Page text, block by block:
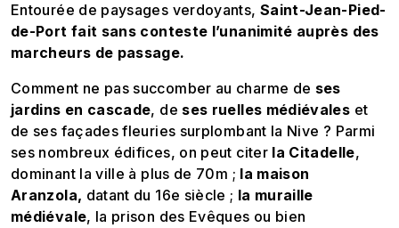
Entourée de paysages verdoyants, Saint-Jean-Pied-
de-Port fait sans conteste l’unanimité auprès des
marcheurs de passage.
Comment ne pas succomber au charme de ses
jardins en cascade, de ses ruelles médiévales et
de ses façades fleuries surplombant la Nive ? Parmi
ses nombreux édifices, on peut citer la Citadelle,
dominant la ville à plus de 70m ; la maison
Aranzola, datant du 16e siècle ; la muraille
médiévale, la prison des Evêques ou bien